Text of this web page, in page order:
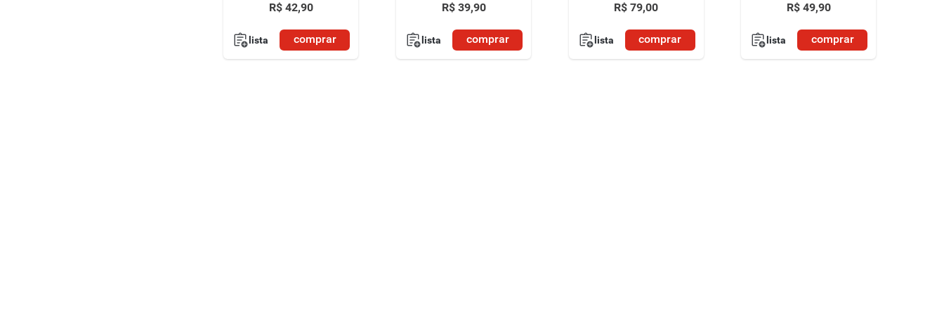
R$ 42,90
lista comprar
R$ 39,90
lista comprar
R$ 79,00
lista comprar
R$ 49,90
lista comprar